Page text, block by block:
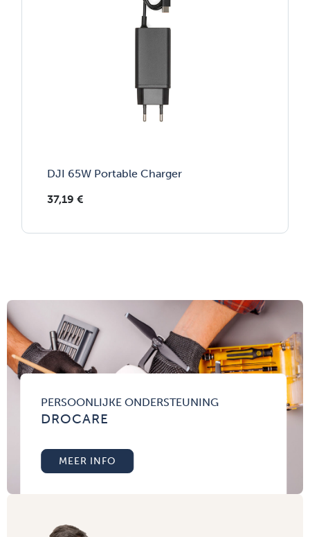
DJI 65W Portable Charger
37,19 €
PERSOONLIJKE ONDERSTEUNING
DROCARE
MEER INFO